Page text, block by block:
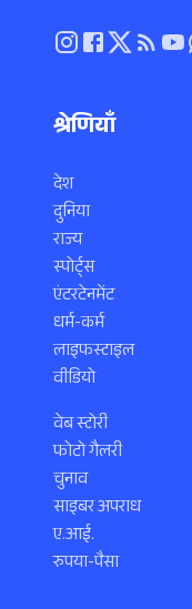
श्रेणियाँ
देश
दुनिया
राज्य
स्पोर्ट्स
एंटरटेनमेंट
धर्म-कर्म
लाइफस्टाइल
वीडियो
वेब स्टोरी
फोटो गैलरी
चुनाव
साइबर अपराध
ए.आई.
रुपया-पैसा